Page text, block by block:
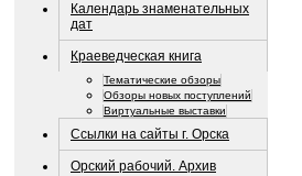
Календарь знаменательных
дат
Краеведческая книга
Тематические обзоры
Обзоры новых поступлений
Виртуальные выставки
Ссылки на сайты г. Орска
Орский рабочий. Архив